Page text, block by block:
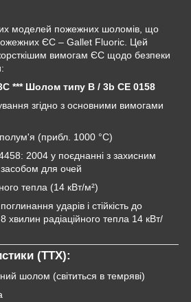
моделей пожежних шоломів, що
пожежних ЄС – Gallet Fluoric. Цей
вимогам ЄС щодо безпеки
*** Шолом типу B / 3b CE 0158
згідно з основними вимогами
(прибл. 1000 °С)
2004 у поєднанні з захисним
для очей
тепла (14 кВт/м²)
ударів і стійкість до
хвилин радіаційного тепла 14 кВт/
(ТТХ):
шолом (світиться в темряві)